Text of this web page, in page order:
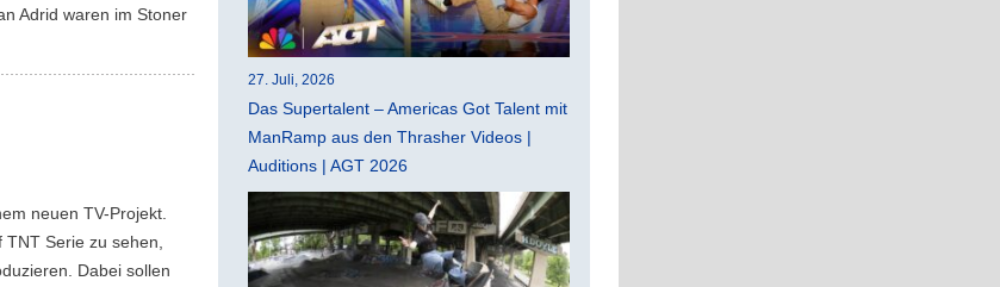
Adrid waren im Stoner
neuen TV-Projekt.
Serie zu sehen,
Dabei sollen
27. Juli, 2026
Das Supertalent – Americas Got Talent mit
ManRamp aus den Thrasher Videos |
Auditions | AGT 2026